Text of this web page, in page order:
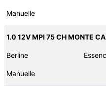
Manuelle
1.0 12V MPI 75 CH MONTE
Berline
Manuelle